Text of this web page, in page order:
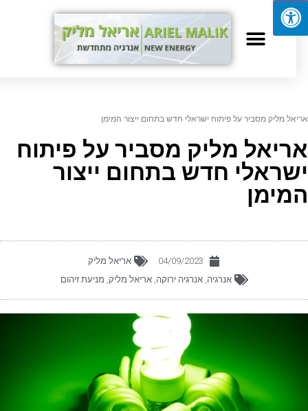
מליק מסביר על פיתוח ישראלי חדש בתחום ייצור המימן
מליק מסביר על פיתוח
חדש בתחום ייצור
04/09/2023
אריאל מליק
אנרגיה,אנרגיה ירוקה,אריאל מליק,מניעת זיהום